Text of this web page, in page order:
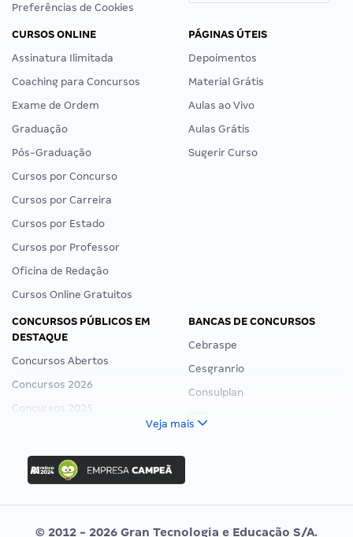
Preferências de Cookies
CURSOS ONLINE
Assinatura Ilimitada
Coaching para Concursos
Exame de Ordem
Graduação
Pós-Graduação
Cursos por Concurso
Cursos por Carreira
Cursos por Estado
Cursos por Professor
Oficina de Redação
Cursos Online Gratuitos
PÁGINAS ÚTEIS
Depoimentos
Material Grátis
Aulas ao Vivo
Aulas Grátis
Sugerir Curso
CONCURSOS PÚBLICOS EM
DESTAQUE
Concursos Abertos
Concursos 2026
Concursos 2025
Concurso Nacional Unificado
Concurso Ibama
Concurso MPU
Editais publicados
BANCAS DE CONCURSOS
Cebraspe
Cesgranrio
Consulplan
Vunesp
Veja mais
© 2012 - 2026 Gran Tecnologia e Educação S/A.